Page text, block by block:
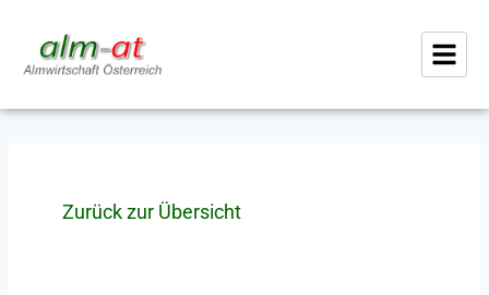
Zurück zur Übersicht